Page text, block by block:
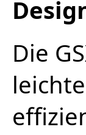
Die